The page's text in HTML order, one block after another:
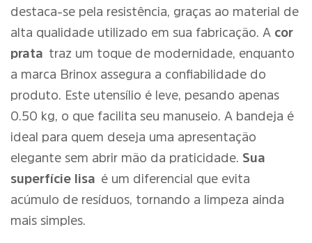
destaca-se pela resistência, graças ao material de
alta qualidade utilizado em sua fabricação. A cor
prata traz um toque de modernidade, enquanto
a marca Brinox assegura a confiabilidade do
produto. Este utensílio é leve, pesando apenas
0.50 kg, o que facilita seu manuseio. A bandeja é
ideal para quem deseja uma apresentação
elegante sem abrir mão da praticidade. Sua
superfície lisa é um diferencial que evita
acúmulo de resíduos, tornando a limpeza ainda
mais simples.